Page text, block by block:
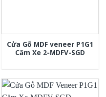
Cửa Gỗ MDF veneer P1G1
Căm Xe 2-MDFV-SGD